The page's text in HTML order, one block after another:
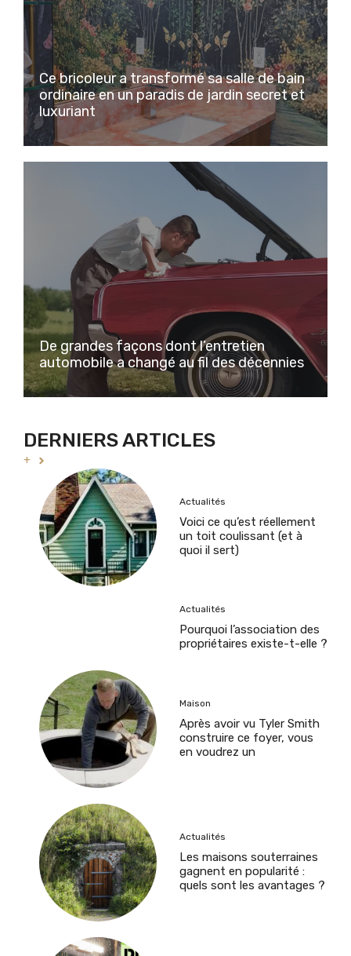
Ce bricoleur a transformé sa salle de bain
ordinaire en un paradis de jardin secret et
luxuriant
De grandes façons dont l’entretien
automobile a changé au fil des décennies
DERNIERS ARTICLES
+
Actualités
Voici ce qu’est réellement
un toit coulissant (et à
quoi il sert)
Actualités
Pourquoi l’association des
propriétaires existe-t-elle ?
Maison
Après avoir vu Tyler Smith
construire ce foyer, vous
en voudrez un
Actualités
Les maisons souterraines
gagnent en popularité :
quels sont les avantages ?